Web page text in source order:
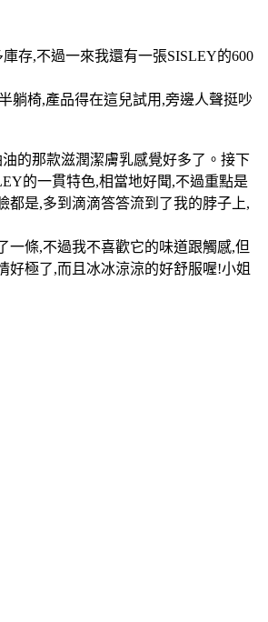
存,不過一來我還有一張SISLEY的600
躺椅,產品得在這兒試用,旁邊人聲挺吵
的那款滋潤潔膚乳感覺好多了。接下
的一貫特色,相當地好聞,不過重點是
都是,多到滴滴答答流到了我的脖子上,
一條,不過我不喜歡它的味道跟觸感,但
極了,而且冰冰涼涼的好舒服喔!小姐